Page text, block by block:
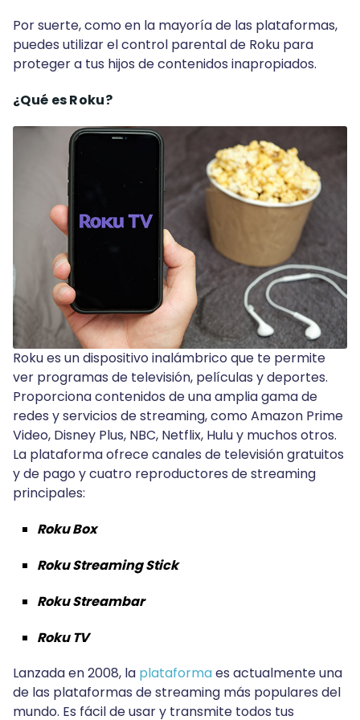
Por suerte, como en la mayoría de las plataformas,
puedes utilizar el control parental de Roku para
proteger a tus hijos de contenidos inapropiados.
¿Qué es Roku?
Roku es un dispositivo inalámbrico que te permite
ver programas de televisión, películas y deportes.
Proporciona contenidos de una amplia gama de
redes y servicios de streaming, como Amazon Prime
Video, Disney Plus, NBC, Netflix, Hulu y muchos otros.
La plataforma ofrece canales de televisión gratuitos
y de pago y cuatro reproductores de streaming
principales:
Roku Box
Roku Streaming Stick
Roku Streambar
Roku TV
Lanzada en 2008, la plataformaes actualmente una
de las plataformas de streaming más populares del
mundo. Es fácil de usar y transmite todos tus